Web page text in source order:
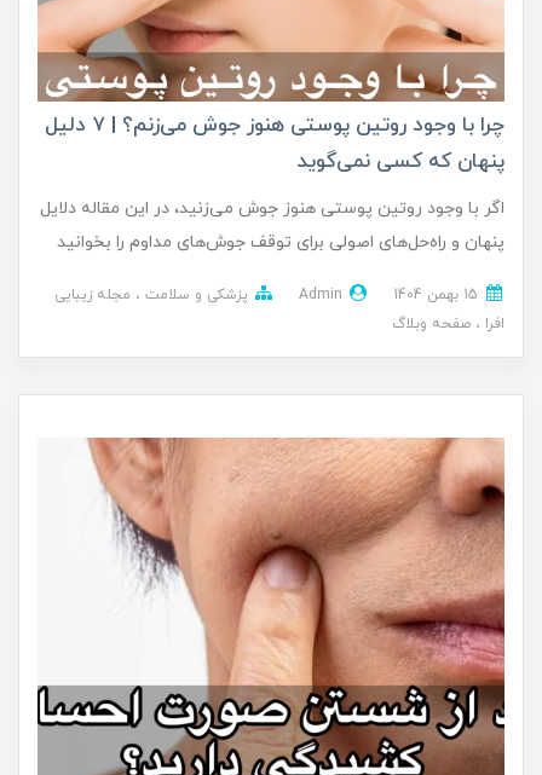
چرا با وجود روتین پوستی هنوز جوش می‌زنم؟ | ۷ دلیل
پنهان که کسی نمی‌گوید
اگر با وجود روتین پوستی هنوز جوش می‌زنید، در این مقاله دلایل
پنهان و راه‌حل‌های اصولی برای توقف جوش‌های مداوم را بخوانید
Admin پزشکی و سلامت
مجله زیبایی
افرا
صفحه وبلاگ